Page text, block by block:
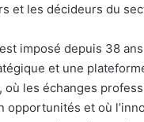
et les décideurs du
imposé depuis 38
et une
où les échanges
opportunités et où